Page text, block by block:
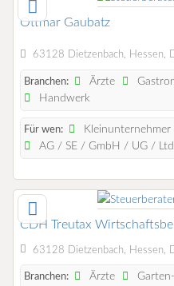
Ottmar Gaubatz
63128 Dietzenbach, Hessen,
Branchen: Ärzte
Handwerk
Für wen:
AG / SE / GmbH / UG /
CDH Treutax
63128 Dietzenbach, Hessen,
Branchen: Ärzte